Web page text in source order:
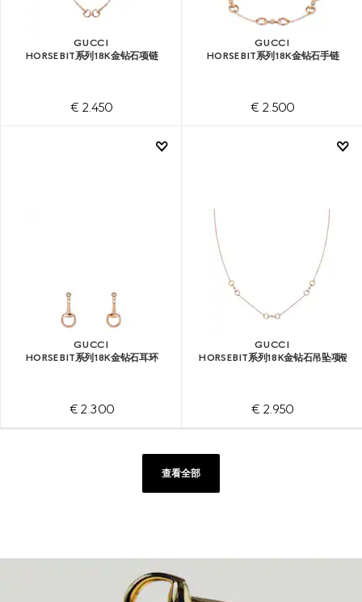
GUCCI
HORSEBIT系列18K金钻石项链
€ 2.450
GUCCI
HORSEBIT系列18K金钻石手链
€ 2.500
GUCCI
HORSEBIT系列18K金钻石耳环
€ 2.300
GUCCI
HORSEBIT系列18K金钻石吊坠项链
€ 2.950
查看全部